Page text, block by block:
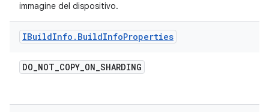
immagine del dispositivo.
IBuildInfo . BuildInfoProperties
DO_NOT_COPY_ON_SHARDING